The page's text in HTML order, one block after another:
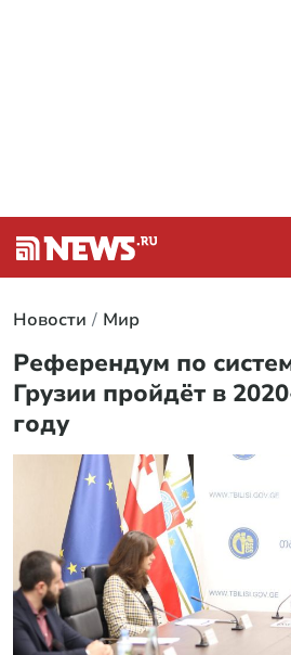
Новости Мир
Референдум по
Грузии пройдёт в
году